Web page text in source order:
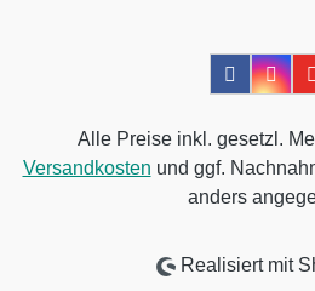
Alle Preise inkl. gesetzl.
Versandkosten und ggf.
anders
Realisiert mit